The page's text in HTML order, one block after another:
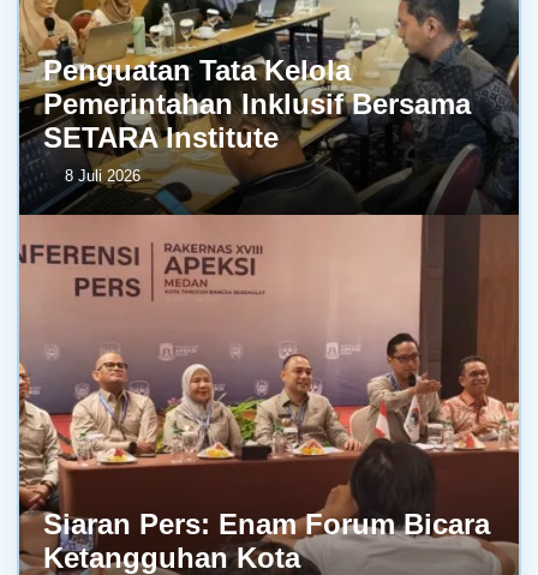
Penguatan Tata Kelola
Pemerintahan Inklusif Bersama
SETARA Institute
8 Juli 2026
Siaran Pers: Enam Forum Bicara
Ketangguhan Kota